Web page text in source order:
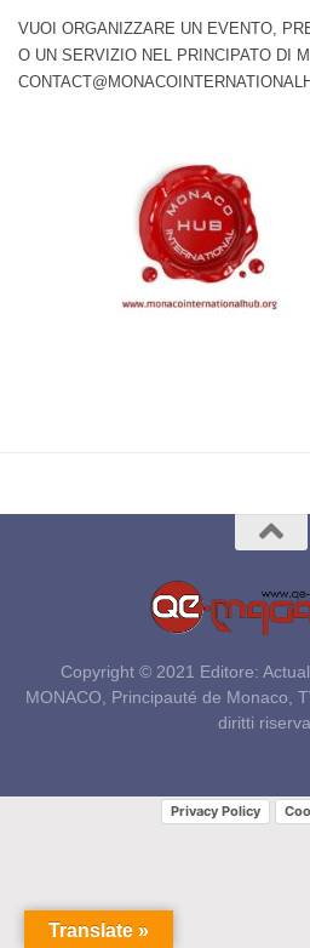
VUOI ORGANIZZARE UN EVENTO,
O UN SERVIZIO NEL PRINCIPATO DI
Copyright © 2021 Editore:
MONACO, Principauté de Monaco,
diritti
Translate »
Privacy Policy